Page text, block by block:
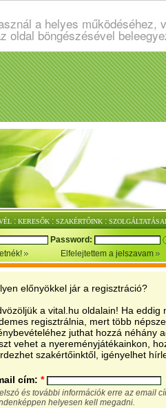
a helyes
oldal böngészésével
: KERESŐK : SZAKÉRTŐINK :
Password:
Elfelejtettem a jelszavam
előnyökkel jár a regisztráció?
a vital.hu oldalain! Ha eddig
regisztrálnia, mert több
juthat hozzá néhány
vehet a nyereményjátékainkon,
szakértőinktől, igényelhet
cím: *
és további információk erre az email
helyesen kell megadni.